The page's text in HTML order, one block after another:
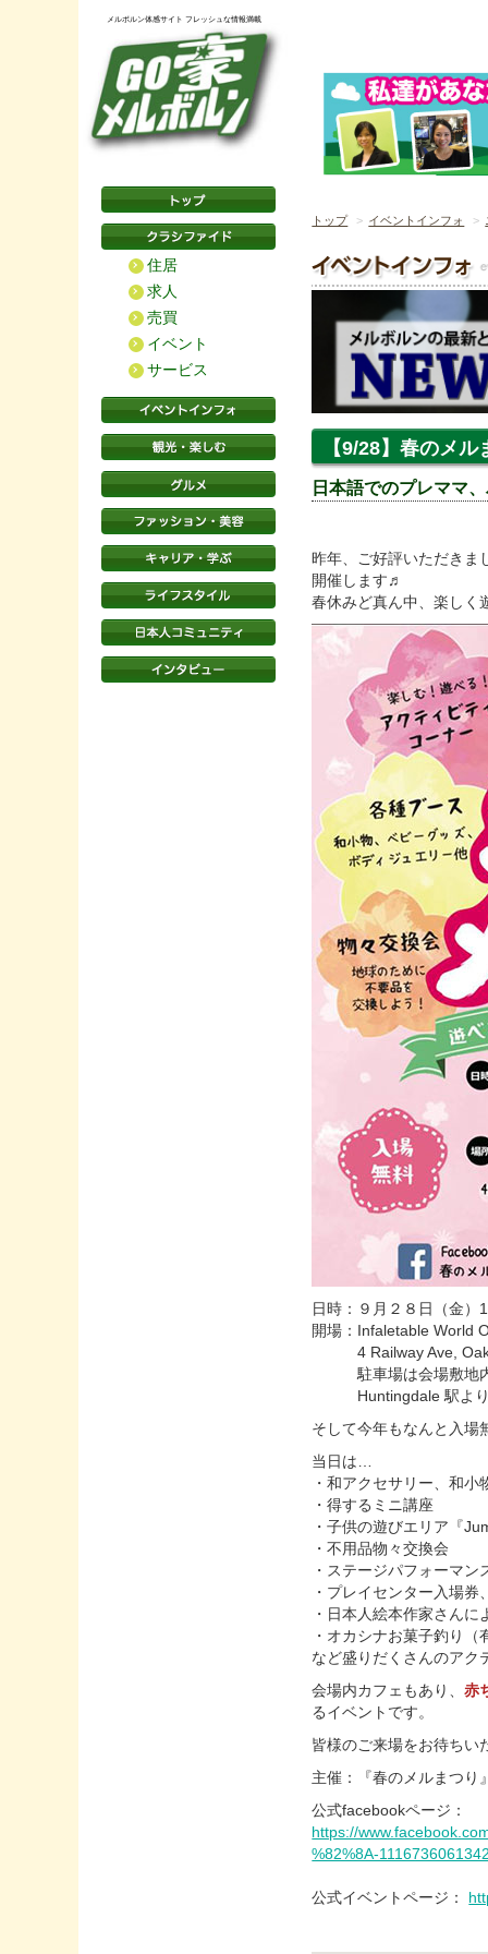
メルボルン体感サイト フレッシュな情報満載
住居
求人
売買
イベント
サービス
トップ イベントインフォ
【9/28】春のメ
日本語でのプレママ
昨年、ご好評いただきま
開催します♬
春休みど真ん中、楽しく
日時：９月２８日（金）
開場：Infaletable World
4 Railway Ave,
駐車場は会場敷地内
Huntingdale 駅より
そして今年もなんと入場
当日は…
・和アクセサリー、和
・得するミニ講座
・子供の遊びエリア『
・不用品物々交換会
・ステージパフォーマ
・プレイセンター入場
・日本人絵本作家さんに
・オカシナお菓子釣り（
など盛りだくさんのアク
会場内カフェもあり、赤
るイベントです。
皆様のご来場をお待ちい
主催：『春のメルまつり
公式facebookページ：
https://
%82%8A-
公式イベントページ：